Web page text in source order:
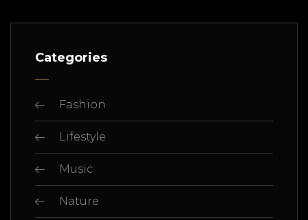
Categories
Fashion
Lifestyle
Music
Nature